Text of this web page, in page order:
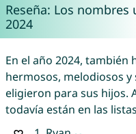
Reseña: Los
2024
En el año 2024,
hermosos, melodiosos
eligieron para sus hijos.
todavía están en las